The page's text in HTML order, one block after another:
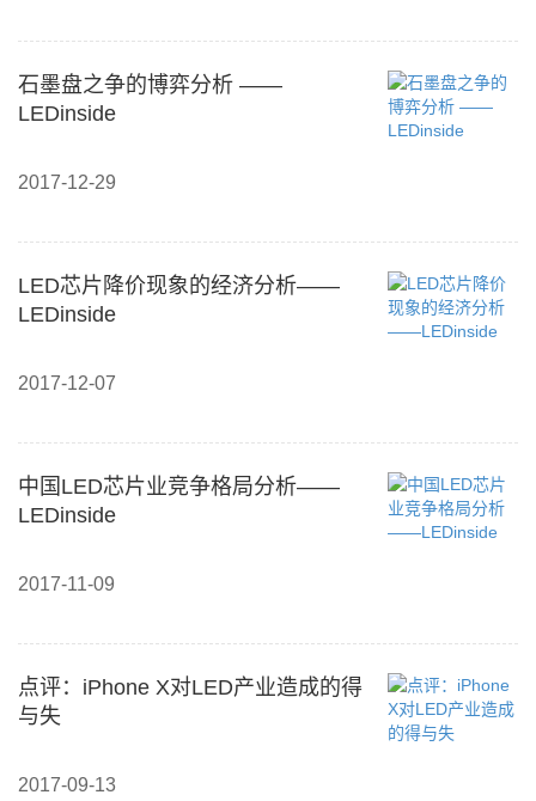
石墨盘之争的博弈分析 ——
LEDinside
2017-12-29
LED芯片降价现象的经济分析——
LEDinside
2017-12-07
中国LED芯片业竞争格局分析——
LEDinside
2017-11-09
点评：iPhone X对LED产业造成的得
与失
2017-09-13